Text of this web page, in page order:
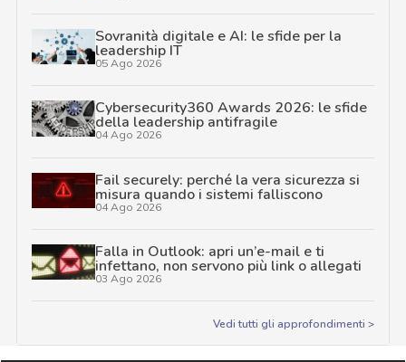
Sovranità digitale e AI: le sfide per la
leadership IT
05 Ago 2026
Cybersecurity360 Awards 2026: le sfide
della leadership antifragile
04 Ago 2026
Fail securely: perché la vera sicurezza si
misura quando i sistemi falliscono
04 Ago 2026
Falla in Outlook: apri un’e-mail e ti
infettano, non servono più link o allegati
03 Ago 2026
Vedi tutti gli approfondimenti >